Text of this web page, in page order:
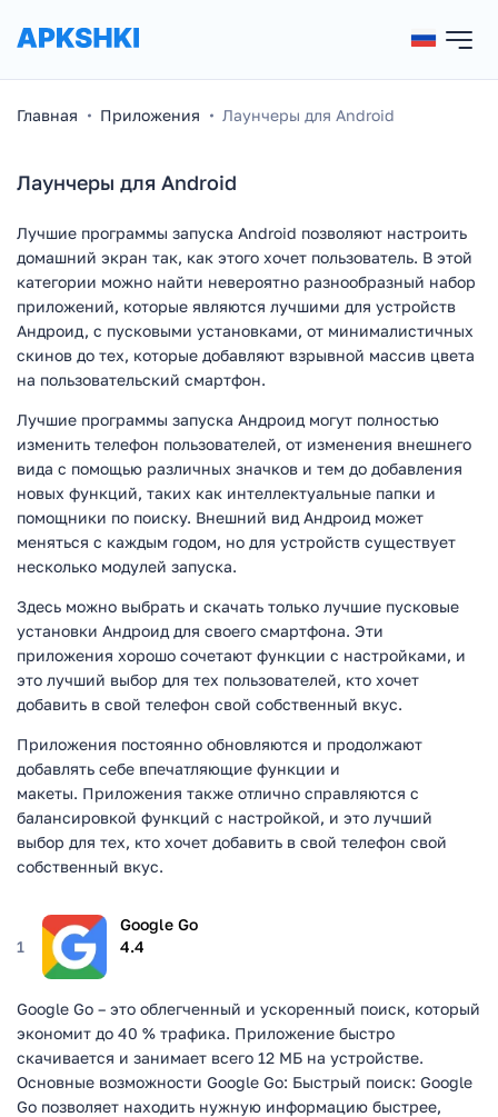
Главная Приложения Лаунчеры для Android
Лаунчеры для Android
Лучшие программы запуска Android позволяют настроить
домашний экран так, как этого хочет пользователь. В этой
категории можно найти невероятно разнообразный набор
приложений, которые являются лучшими для устройств
Андроид, с пусковыми установками, от минималистичных
скинов до тех, которые добавляют взрывной массив цвета
на пользовательский смартфон.
Лучшие программы запуска Андроид могут полностью
изменить телефон пользователей, от изменения внешнего
вида с помощью различных значков и тем до добавления
новых функций, таких как интеллектуальные папки и
помощники по поиску. Внешний вид Андроид может
меняться с каждым годом, но для устройств существует
несколько модулей запуска.
Здесь можно выбрать и скачать только лучшие пусковые
установки Андроид для своего смартфона. Эти
приложения хорошо сочетают функции с настройками, и
это лучший выбор для тех пользователей, кто хочет
добавить в свой телефон свой собственный вкус.
Приложения постоянно обновляются и продолжают
добавлять себе впечатляющие функции и
макеты. Приложения также отлично справляются с
балансировкой функций с настройкой, и это лучший
выбор для тех, кто хочет добавить в свой телефон свой
собственный вкус.
1
Google Go
4.4
Google Go – это облегченный и ускоренный поиск, который
экономит до 40 % трафика. Приложение быстро
скачивается и занимает всего 12 МБ на устройстве.
Основные возможности Google Go: Быстрый поиск: Google
Go позволяет находить нужную информацию быстрее,